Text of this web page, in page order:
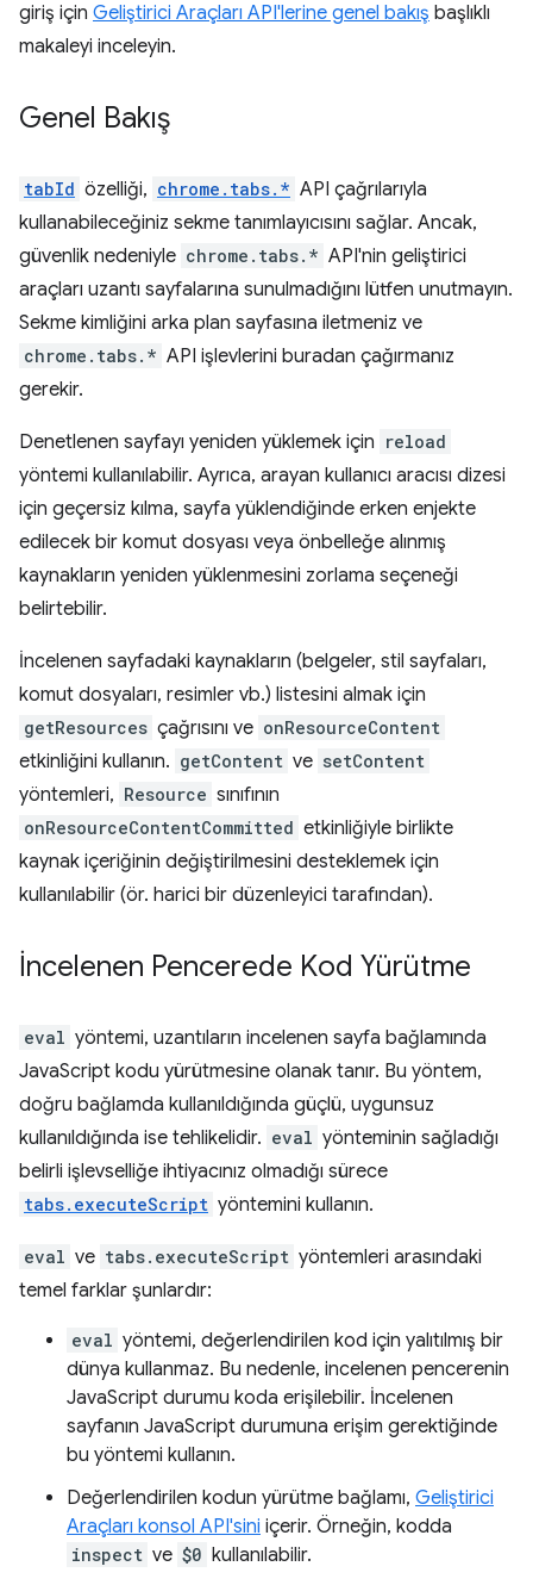
giriş için Geliştirici Araçları API'lerine genel bakış başlıklı
makaleyi inceleyin.
Genel Bakış
tabId özelliği, chrome.tabs.* API çağrılarıyla
kullanabileceğiniz sekme tanımlayıcısını sağlar. Ancak,
güvenlik nedeniyle chrome.tabs.* API'nin geliştirici
araçları uzantı sayfalarına sunulmadığını lütfen unutmayın.
Sekme kimliğini arka plan sayfasına iletmeniz ve
chrome.tabs.* API işlevlerini buradan çağırmanız
gerekir.
Denetlenen sayfayı yeniden yüklemek için reload
yöntemi kullanılabilir. Ayrıca, arayan kullanıcı aracısı dizesi
için geçersiz kılma, sayfa yüklendiğinde erken enjekte
edilecek bir komut dosyası veya önbelleğe alınmış
kaynakların yeniden yüklenmesini zorlama seçeneği
belirtebilir.
İncelenen sayfadaki kaynakların (belgeler, stil sayfaları,
komut dosyaları, resimler vb.) listesini almak için
getResources çağrısını ve onResourceContent
etkinliğini kullanın. getContent ve setContent
yöntemleri, Resource sınıfının
onResourceContentCommitted etkinliğiyle birlikte
kaynak içeriğinin değiştirilmesini desteklemek için
kullanılabilir (ör. harici bir düzenleyici tarafından).
İncelenen Pencerede Kod Yürütme
eval yöntemi, uzantıların incelenen sayfa bağlamında
JavaScript kodu yürütmesine olanak tanır. Bu yöntem,
doğru bağlamda kullanıldığında güçlü, uygunsuz
kullanıldığında ise tehlikelidir. eval yönteminin sağladığı
belirli işlevselliğe ihtiyacınız olmadığı sürece
tabs.executeScript yöntemini kullanın.
eval ve tabs.executeScript yöntemleri arasındaki
temel farklar şunlardır:
eval yöntemi, değerlendirilen kod için yalıtılmış bir
dünya kullanmaz. Bu nedenle, incelenen pencerenin
JavaScript durumu koda erişilebilir. İncelenen
sayfanın JavaScript durumuna erişim gerektiğinde
bu yöntemi kullanın.
Değerlendirilen kodun yürütme bağlamı, Geliştirici
Araçları konsol API'sini içerir. Örneğin, kodda
inspect ve $0 kullanılabilir.